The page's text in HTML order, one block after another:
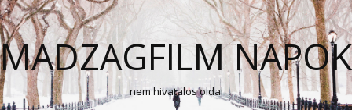
MADZAGFILM NAPOK
nem hivatalos oldal